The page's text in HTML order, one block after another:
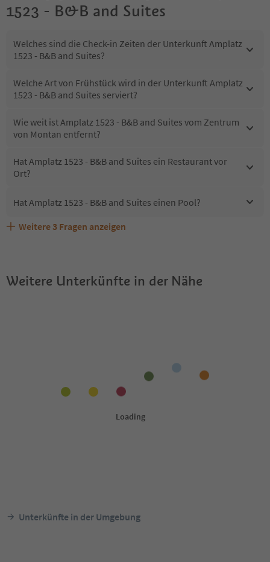
1523 - B&B and Suites
Welches sind die Check-in Zeiten der Unterkunft Amplatz
1523 - B&B and Suites?
Welche Art von Frühstück wird in der Unterkunft Amplatz
1523 - B&B and Suites serviert?
Wie weit ist Amplatz 1523 - B&B and Suites vom Zentrum
von Montan entfernt?
Hat Amplatz 1523 - B&B and Suites ein Restaurant vor
Ort?
Hat Amplatz 1523 - B&B and Suites einen Pool?
Sind Haustiere in der Unterkunft Amplatz 1523 - B&B and
Welche Services bietet Amplatz 1523 - B&B and Suites?
Erhalten die Gäste von Amplatz 1523 - B&B and Suites
Weitere 3 Fragen anzeigen
Weitere Unterkünfte in der Nähe
Unterkünfte in der Umgebung